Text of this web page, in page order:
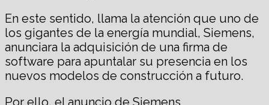
En este sentido, llama la atención que uno de
los gigantes de la energía mundial, Siemens,
anunciara la adquisición de una firma de
software para apuntalar su presencia en los
nuevos modelos de construcción a futuro.
Por ello, el anuncio de Siemens